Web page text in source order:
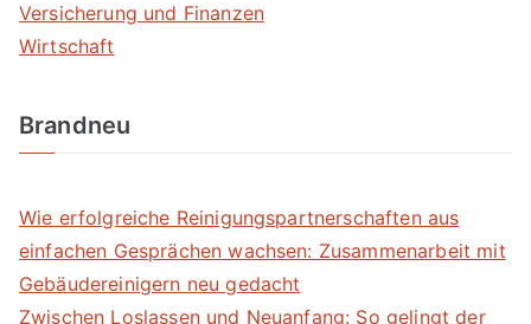
Versicherung und Finanzen
Wirtschaft
Brandneu
Wie erfolgreiche Reinigungspartnerschaften aus
einfachen Gesprächen wachsen: Zusammenarbeit mit
Gebäudereinigern neu gedacht
Zwischen Loslassen und Neuanfang: So gelingt der